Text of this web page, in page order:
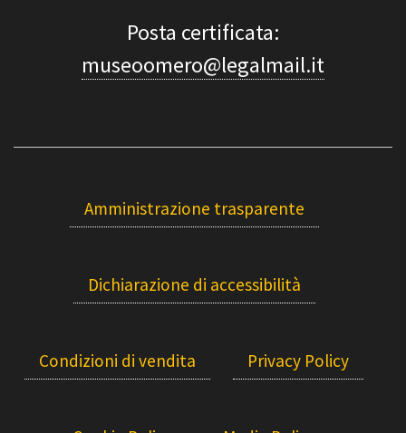
Posta certificata:
museoomero@legalmail.it
Amministrazione trasparente
Dichiarazione di accessibilità
Condizioni di vendita Privacy Policy